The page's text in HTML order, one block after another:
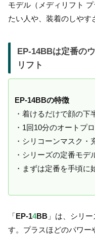
モデル（メディリフト
たい人や、装着のしやす
EP-14BBは定番の
リフト
EP-14BBの特徴
・着けるだけで顔の
・1回10分のオートプ
・シリコーンマスク・
・シリーズの定番モデ
・まずは定番を手頃に
「EP-14BB 」は、シリ
す。プラスほどのパワー